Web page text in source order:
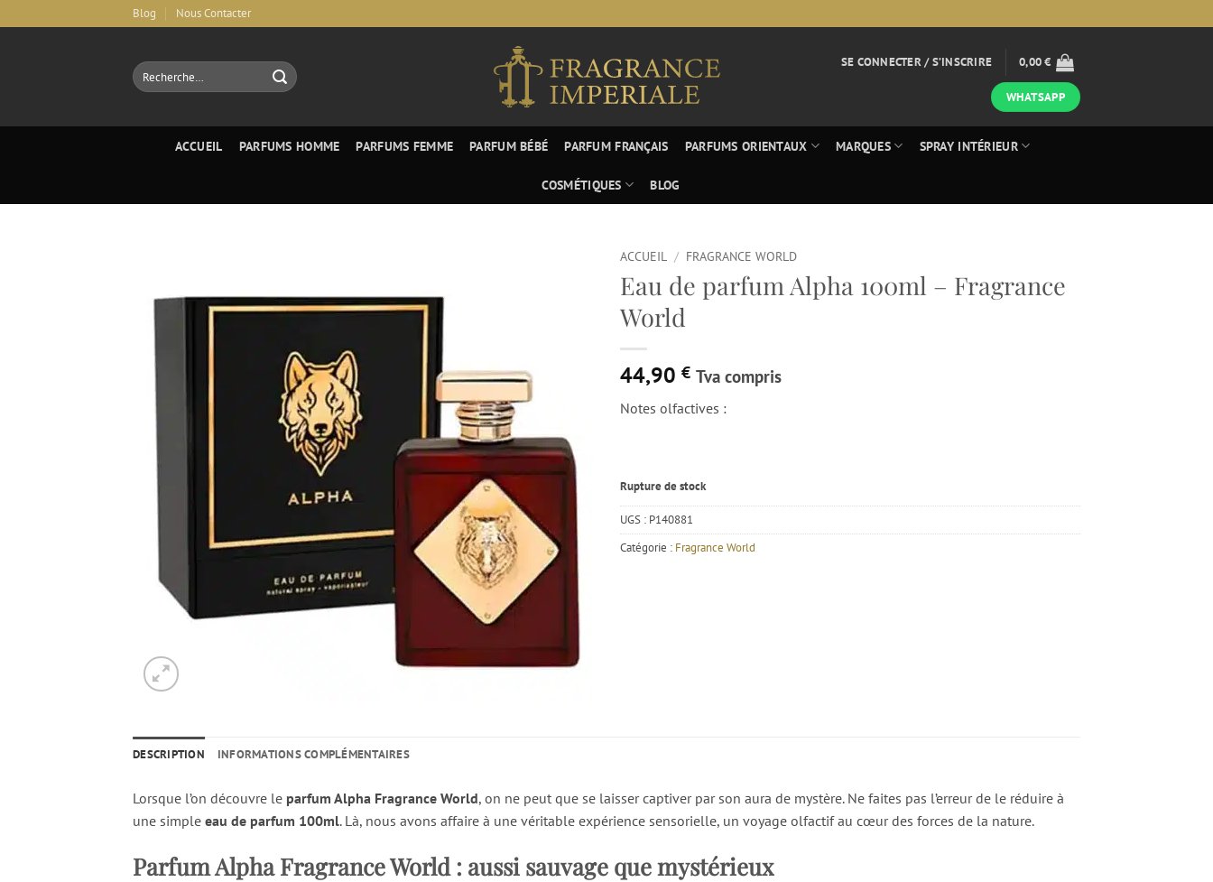
au
Blog Nous Contacter
Recherche
pour :
SE CONNECTER / S’INSCRIRE 0,00€
WHATSAPP
ACCUEIL PARFUMS HOMME PARFUMS FEMME PARFUM BÉBÉ PARFUM FRANÇAIS PARFUMS ORIENTAUX MARQUES SPRAY INTÉRIEUR
COSMÉTIQUES BLOG
ACCUEIL / FRAGRANCE WORLD
Eau de parfum Alpha 100ml – Fragrance
World
44,90 € Tva compris
Notes olfactives :
Rupture de stock
UGS : P140881
Catégorie : Fragrance World
DESCRIPTION INFORMATIONS COMPLÉMENTAIRES
Lorsque l’on découvre le parfum Alpha Fragrance World, on ne peut que se laisser captiver par son aura de mystère. Ne faites pas l’erreur de le réduire à
une simple eau de parfum 100ml. Là, nous avons affaire à une véritable expérience sensorielle, un voyage olfactif au cœur des forces de la nature.
Parfum Alpha Fragrance World : aussi sauvage que mystérieux